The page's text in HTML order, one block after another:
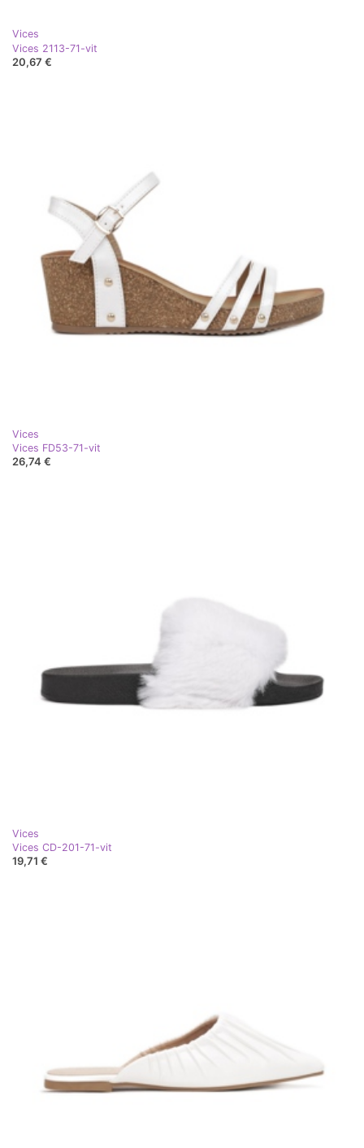
Vices
Vices 2113-71-vit
20,67 €
Vices
Vices FD53-71-vit
26,74 €
Vices
Vices CD-201-71-vit
19,71 €